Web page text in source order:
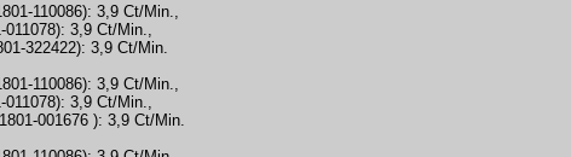
110086): 3,9 Ct/Min.,
3,9 Ct/Min.,
322422): 3,9 Ct/Min.
110086): 3,9 Ct/Min.,
3,9 Ct/Min.,
001676 ): 3,9 Ct/Min.